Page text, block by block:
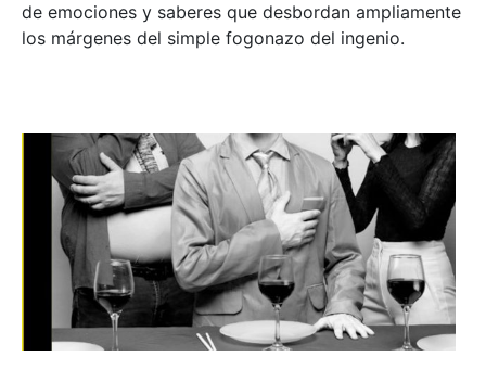
de emociones y saberes que desbordan ampliamente
los márgenes del simple fogonazo del ingenio.